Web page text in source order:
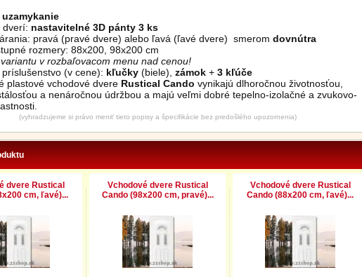
dverí: nastavitelné 3D pánty 3 ks
pravá (pravé dvere) alebo ľavá (ľavé dvere) smerom dovnútra
rozmery: 88x200, 98x200 cm
v rozbaľovacom menu nad cenou!
(v cene): kľučky(biele), zámok+ 3 kľúče
plastové vchodové dvere Rustical Cando vynikajú dlhoročnou životnosťou,
a nenáročnou údržbou a majú veľmi dobré tepelno-izolačné a zvukovo-
(vyhradzujeme si právo meniť tieto popisy a špecifikácie bez predošlého upozornenia)
dvere Rustical
cm, ľavé)...
Vchodové dvere Rustical
Cando (98x200 cm, pravé)...
Vchodové dvere Rustical
Cando (88x200 cm, ľavé)...